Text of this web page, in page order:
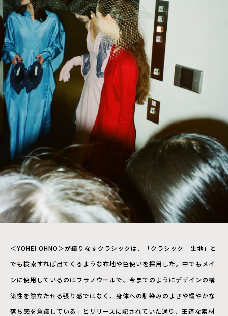
＜YOHEI OHNO＞が織りなすクラシックは、「クラシック 生地」と
でも検索すれば出てくるような布地や色使いを採用した。中でもメイ
ンに使用しているのはフラノウールで、今までのようにデザインの構
築性を際立たせる張り感ではなく、身体への馴染みのよさや緩やかな
落ち感を意識している」とリリースに記されていた通り、王道な素材